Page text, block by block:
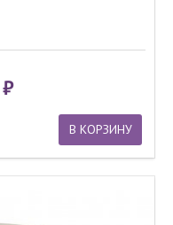
В КОРЗИНУ